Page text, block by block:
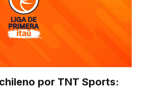
por TNT Sports: